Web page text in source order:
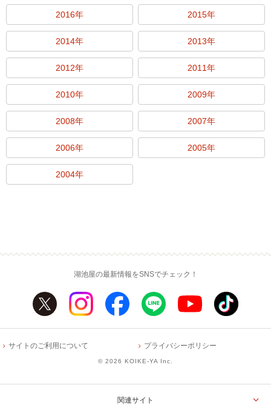
2016年 2015年
2014年 2013年
2012年 2011年
2010年 2009年
2008年 2007年
2006年 2005年
2004年
湖池屋の最新情報をSNSでチェック！
サイトのご利用について プライバシーポリシー
© 2026 KOIKE-YA Inc.
関連サイト